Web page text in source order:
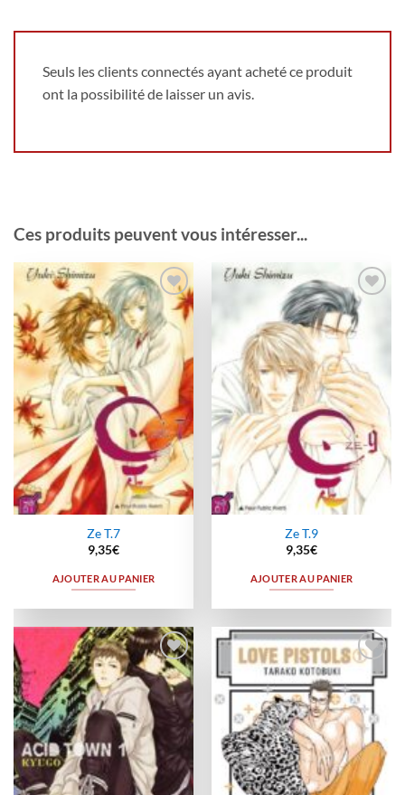
Seuls les clients connectés ayant acheté ce produit
ont la possibilité de laisser un avis.
Ces produits peuvent vous intéresser...
Ajouter
à la
wishlist
Ze T.7
9,35€
AJOUTER AU PANIER
Ajouter
à la
wishlist
Ze T.9
9,35€
AJOUTER AU PANIER
Ajouter
à la
wishlist
Ajouter
à la
wishlist